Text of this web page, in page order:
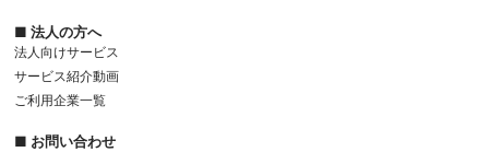
■ 法人の方へ
法人向けサービス
サービス紹介動画
ご利用企業一覧
■ お問い合わせ